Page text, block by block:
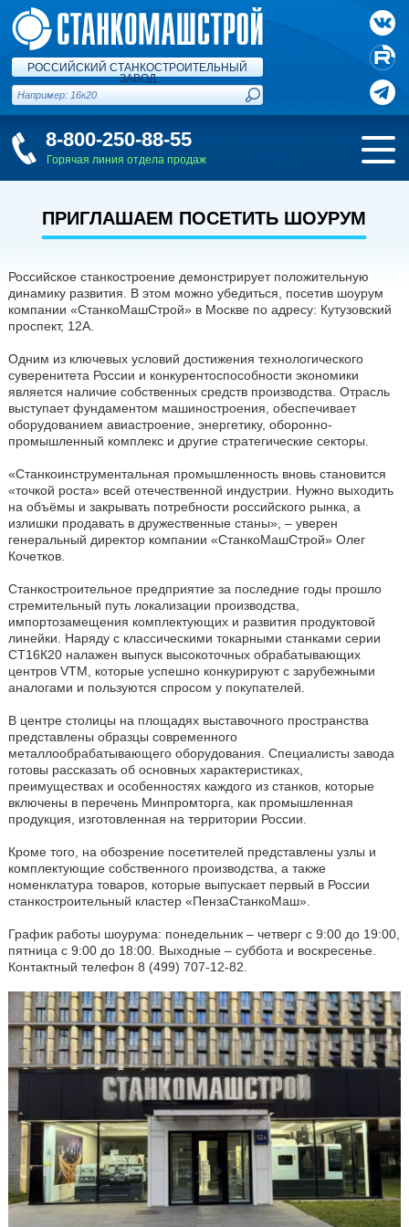
РОССИЙСКИЙ СТАНКОСТРОИТЕЛЬНЫЙ
ЗАВОД
8-800-250-88-55
Горячая линия отдела продаж
ПРИГЛАШАЕМ ПОСЕТИТЬ ШОУРУМ
Российское станкостроение демонстрирует положительную
динамику развития. В этом можно убедиться, посетив шоурум
компании «СтанкоМашСтрой» в Москве по адресу: Кутузовский
проспект, 12А.
Одним из ключевых условий достижения технологического
суверенитета России и конкурентоспособности экономики
является наличие собственных средств производства. Отрасль
выступает фундаментом машиностроения, обеспечивает
оборудованием авиастроение, энергетику, оборонно-
промышленный комплекс и другие стратегические секторы.
«Станкоинструментальная промышленность вновь становится
«точкой роста» всей отечественной индустрии. Нужно выходить
на объёмы и закрывать потребности российского рынка, а
излишки продавать в дружественные станы», – уверен
генеральный директор компании «СтанкоМашСтрой» Олег
Кочетков.
Станкостроительное предприятие за последние годы прошло
стремительный путь локализации производства,
импортозамещения комплектующих и развития продуктовой
линейки. Наряду с классическими токарными станками серии
СТ16К20 налажен выпуск высокоточных обрабатывающих
центров VTM, которые успешно конкурируют с зарубежными
аналогами и пользуются спросом у покупателей.
В центре столицы на площадях выставочного пространства
представлены образцы современного
металлообрабатывающего оборудования. Специалисты завода
готовы рассказать об основных характеристиках,
преимуществах и особенностях каждого из станков, которые
включены в перечень Минпромторга, как промышленная
продукция, изготовленная на территории России.
Кроме того, на обозрение посетителей представлены узлы и
комплектующие собственного производства, а также
номенклатура товаров, которые выпускает первый в России
станкостроительный кластер «ПензаСтанкоМаш».
График работы шоурума: понедельник – четверг с 9:00 до 19:00,
пятница с 9:00 до 18:00. Выходные – суббота и воскресенье.
Контактный телефон 8 (499) 707-12-82.